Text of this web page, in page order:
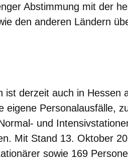
Abstimmung mit der
den anderen Ländern
ist derzeit auch in Hessen
eigene Personalausfälle,
und
Mit Stand 13. Oktober
sowie 169